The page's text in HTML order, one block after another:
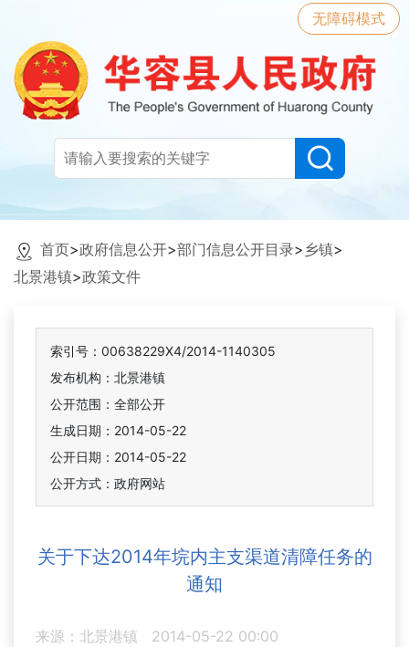
无障碍模式
首页>政府信息公开>部门信息公开目录> 乡镇>
北景港镇>政策文件
索引号：00638229X4/2014-1140305
发布机构：北景港镇
公开范围：全部公开
生成日期：2014-05-22
公开日期：2014-05-22
公开方式：政府网站
关于下达2014年垸内主支渠道清障任务的
通知
来源：北景港镇
2014-05-22 00:00